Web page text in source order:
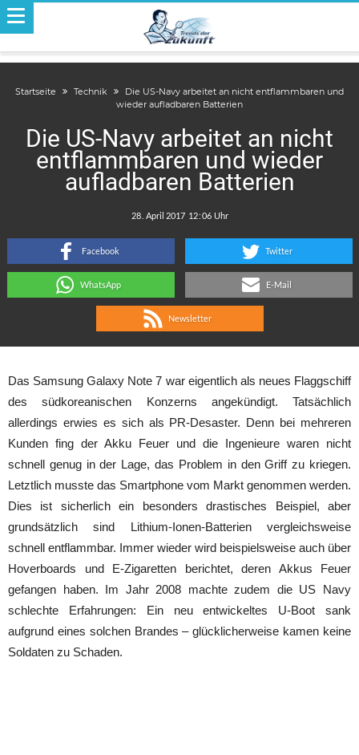
Startseite Technik
Die US-Navy arbeitet an nicht entflammbaren und
wieder aufladbaren Batterien
Die US-Navy arbeitet an nicht
entflammbaren und wieder
aufladbaren Batterien
:
Facebook Twitter
WhatsApp E-Mail
Newsletter
Das Samsung Galaxy Note 7 war eigentlich als neues Flaggschiff
des südkoreanischen Konzerns angekündigt. Tatsächlich
allerdings erwies es sich als PR-Desaster. Denn bei mehreren
Kunden fing der Akku Feuer und die Ingenieure waren nicht
schnell genug in der Lage, das Problem in den Griff zu kriegen.
Letztlich musste das Smartphone vom Markt genommen werden.
Dies ist sicherlich ein besonders drastisches Beispiel, aber
grundsätzlich sind Lithium-Ionen-Batterien vergleichsweise
schnell entflammbar. Immer wieder wird beispielsweise auch über
Hoverboards und E-Zigaretten berichtet, deren Akkus Feuer
gefangen haben. Im Jahr 2008 machte zudem die US Navy
schlechte Erfahrungen: Ein neu entwickeltes U-Boot sank
aufgrund eines solchen Brandes – glücklicherweise kamen keine
Soldaten zu Schaden.